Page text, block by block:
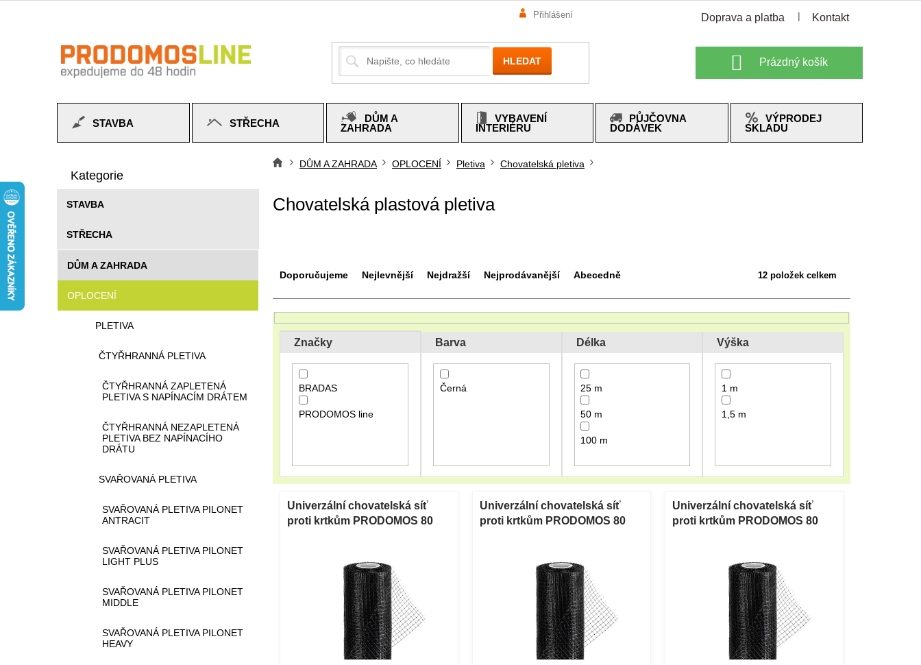
Doprava a platba Kontakt
Přihlášení
HLEDAT
Nákupní
košík
Prázdný košík
STAVBA STŘECHA
DŮM A
ZAHRADA
VYBAVENÍ
INTERIÉRU
PŮJČOVNA
DODÁVEK
VÝPRODEJ
SKLADU
n
p
n
kategorie
Kategorie
STAVBA
STŘECHA
DŮM A ZAHRADA
OPLOCENÍ
PLETIVA
ČTYŘHRANNÁ PLETIVA
ČTYŘHRANNÁ ZAPLETENÁ
PLETIVA S NAPÍNACÍM DRÁTEM
ČTYŘHRANNÁ NEZAPLETENÁ
PLETIVA BEZ NAPÍNACÍHO
DRÁTU
SVAŘOVANÁ PLETIVA
SVAŘOVANÁ PLETIVA PILONET
ANTRACIT
SVAŘOVANÁ PLETIVA PILONET
LIGHT PLUS
SVAŘOVANÁ PLETIVA PILONET
MIDDLE
SVAŘOVANÁ PLETIVA PILONET
HEAVY
DŮM A ZAHRADA OPLOCENÍ Pletiva Chovatelská pletiva
Chovatelská plastová pletiva
e
Doporučujeme Nejlevnější Nejdražší Nejprodávanější Abecedně 12 položek celkem
Značky
BRADAS
PRODOMOS line
Barva
Černá
Délka
25 m
50 m
100 m
Výška
1 m
1,5 m
Univerzální chovatelská síť
proti krtkům PRODOMOS 80
Univerzální chovatelská síť
proti krtkům PRODOMOS 80
Univerzální chovatelská síť
proti krtkům PRODOMOS 80